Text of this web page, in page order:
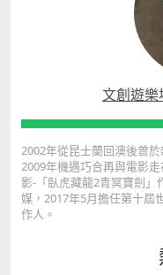
文創遊
2002年從昆士蘭回澳後曾
2009年機遇巧合再與電影
影-「臥虎藏龍2青冥寶劍
媒，2017年5月擔任第十屆
作人。